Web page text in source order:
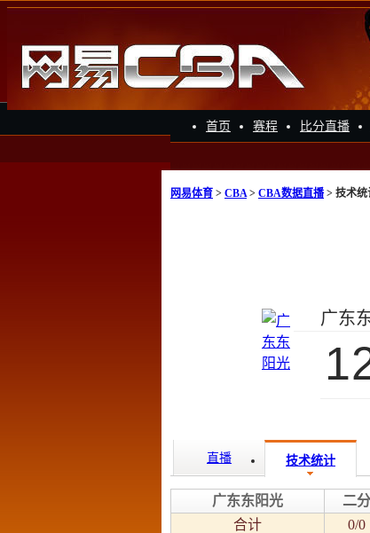
首页 赛程 比分直播
网易体育 > CBA> CBA数据直播> 技术统
广东
直播 技术统计
广东东阳光 二分
合计
0/0